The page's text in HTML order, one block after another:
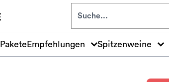
Pakete Empfehlungen Spitzenweine